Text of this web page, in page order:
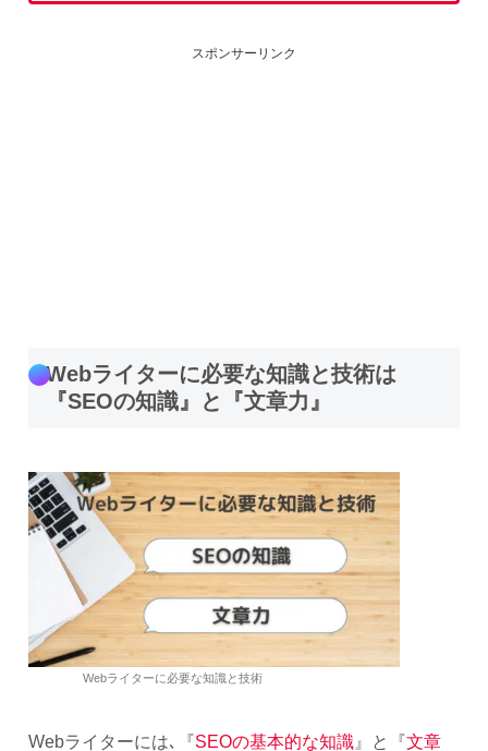
スポンサーリンク
Webライターに必要な知識と技術は
『SEOの知識』と『文章力』
Webライターに必要な知識と技術
Webライターには､『SEOの基本的な知識 』と『文章